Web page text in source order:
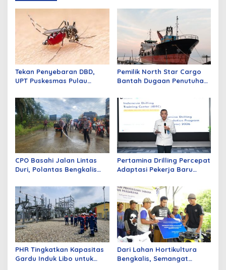
Tekan Penyebaran DBD,
UPT Puskesmas Pulau
Larvasidasi Massal
Pemilik North Star Cargo
Bantah Dugaan Penutuhan
Dumai
CPO Basahi Jalan Lintas
Duri, Polantas Bengkalis
4 Truk Fuso
Pertamina Drilling Percepat
Adaptasi Pekerja Baru
PHR Tingkatkan Kapasitas
Gardu Induk Libo untuk
Dari Lahan Hortikultura
Bengkalis, Semangat